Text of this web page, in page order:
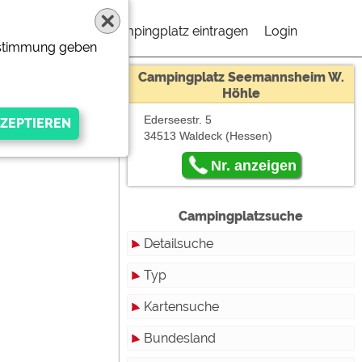
Campingplatz eintragen Login
Campingplatz Seemannsheim W.
Höhle
Ederseestr. 5
34513 Waldeck (Hessen)
Nr. anzeigen
Campingplatzsuche
Detailsuche
Typ
Touristikstellplätze
Dauerstellplätze
Kartensuche
Bundesland
geben